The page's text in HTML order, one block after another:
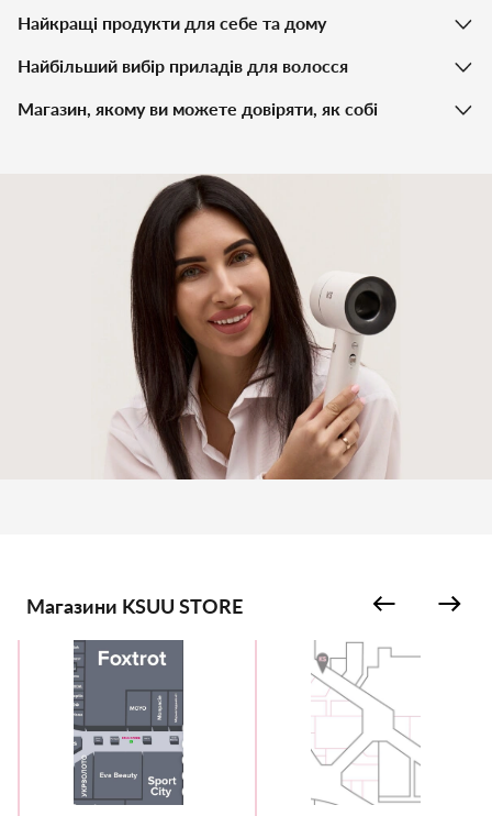
Найкращі продукти для себе та дому
Найбільший вибір приладів для волосся
Магазин, якому ви можете довіряти, як собі
Магазини KSUU STORE